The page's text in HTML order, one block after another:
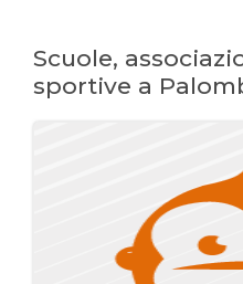
Scuole,
sportive a